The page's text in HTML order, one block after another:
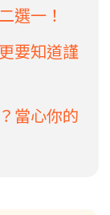
選一！
要知道謹
當心你的